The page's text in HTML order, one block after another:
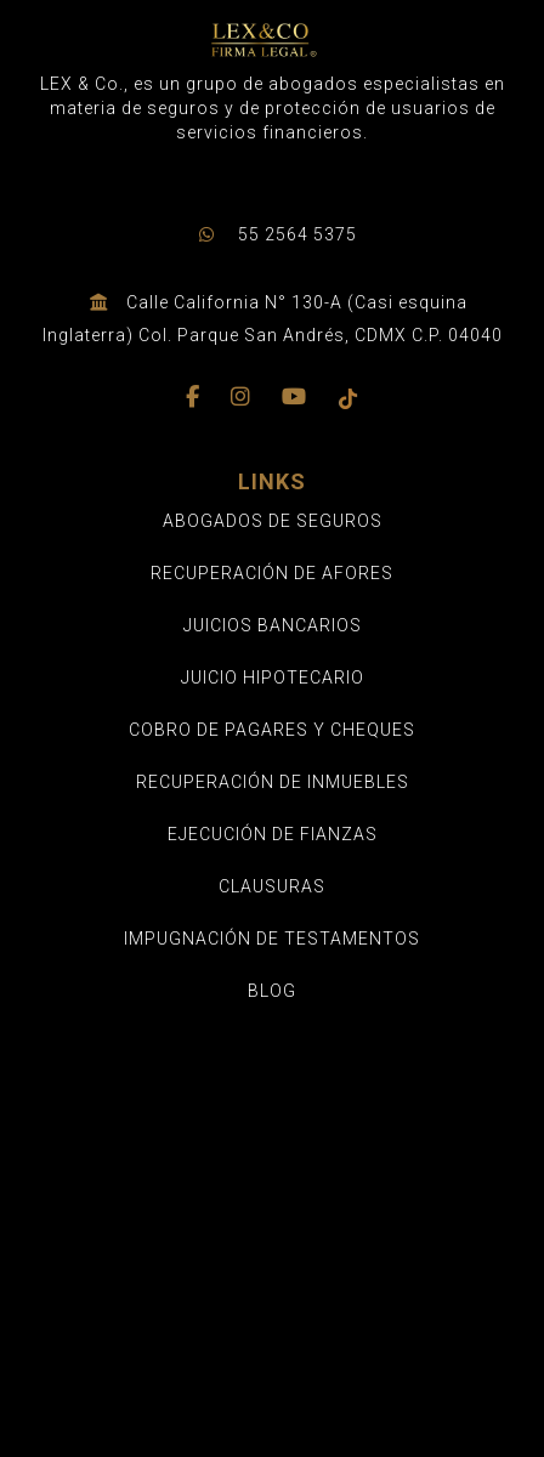
LEX & Co., es un grupo de abogados especialistas en
materia de seguros y de protección de usuarios de
servicios financieros.
55 2564 5375
Calle California N° 130-A (Casi esquina
Inglaterra) Col. Parque San Andrés, CDMX C.P. 04040
LINKS
ABOGADOS DE SEGUROS
RECUPERACIÓN DE AFORES
JUICIOS BANCARIOS
JUICIO HIPOTECARIO
COBRO DE PAGARES Y CHEQUES
RECUPERACIÓN DE INMUEBLES
EJECUCIÓN DE FIANZAS
CLAUSURAS
IMPUGNACIÓN DE TESTAMENTOS
BLOG